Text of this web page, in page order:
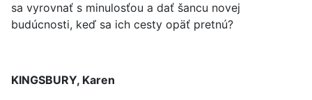
sa vyrovnať s minulosťou a dať šancu novej
budúcnosti, keď sa ich cesty opäť pretnú?
KINGSBURY, Karen